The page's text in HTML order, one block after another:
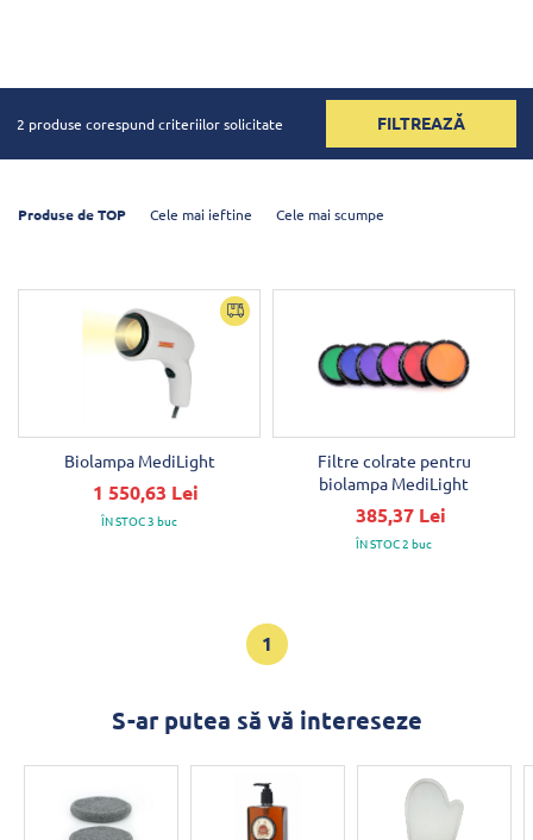
2 produse corespund criteriilor solicitate FILTREAZĂ
Produse de TOP Cele mai ieftine Cele mai scumpe
Biolampa MediLight
1 550,63 Lei
ÎN STOC 3 buc
Filtre colrate pentru
biolampa MediLight
385,37 Lei
ÎN STOC 2 buc
1
S-ar putea să vă intereseze